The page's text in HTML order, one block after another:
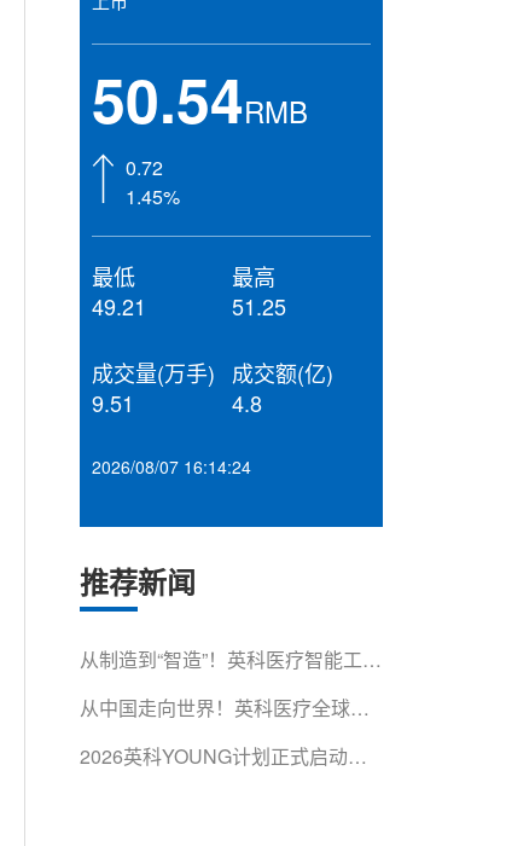
50.54RMB
0.72
1.45%
最低
49.21
最高
51.25
成交量(万手)
9.51
成交额(亿)
4.8
2026/08/07 16:14:24
推荐新闻
从制造到“智造”！英科医疗智能工厂
获省级认证
从中国走向世界！英科医疗全球影
响力再获权威认可
2026英科YOUNG计划正式启动！